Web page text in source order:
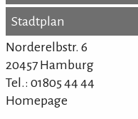
Spielplan
Stadtplan
Stadtplan
Norderelbstr. 6
20457 Hamburg
Tel.: 01805 44 44
Homepage